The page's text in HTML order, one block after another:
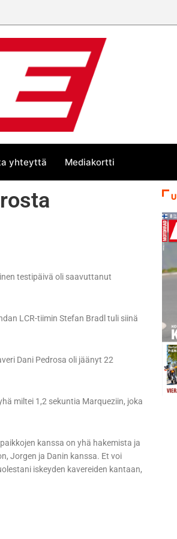
yhteyttä Mediakortti
testipäivä oli saavuttanut
LCR-tiimin Stefan Bradl tuli siinä
Dani Pedrosa oli jäänyt 22
miltei 1,2 sekuntia Marqueziin, joka
kanssa on yhä hakemista ja
Jorgen ja Danin kanssa. Et voi
iskeyden kavereiden kantaan,